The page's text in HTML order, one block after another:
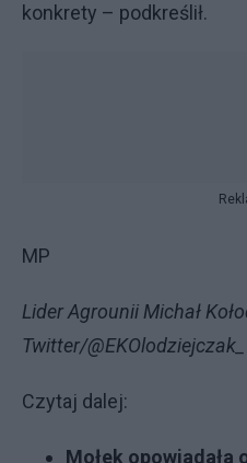
konkrety – podkreślił.
MP
Lider Agrounii Michał
Twitter/@EKOlodziejczak_
Czytaj dalej:
Mołek opowiadała